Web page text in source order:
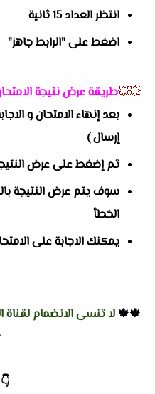
انتظر العداد 15 ثانية
اضغط على "الرابط جاهز"
💥💥طريقة عرض نتيجة
بعد إنهاء الامتحان و
إرسال )
ثم إضغط على عرض
سوف يتم عرض النتيجة
الخطأ
يمكنك الاجابة على
🍁🍁 لا تنسى الانضمام
👇